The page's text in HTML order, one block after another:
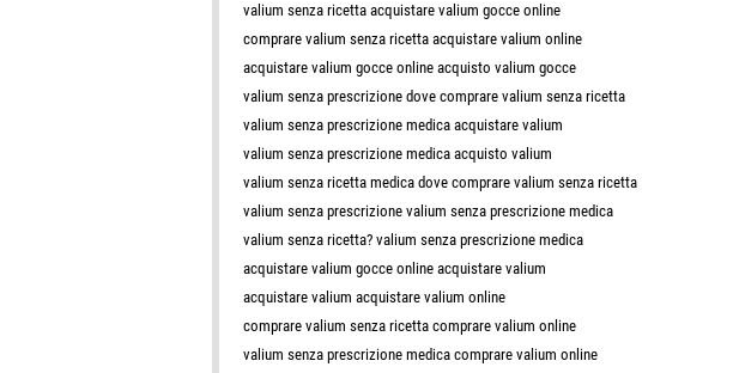
valium senza ricetta acquistare valium gocce online
comprare valium senza ricetta acquistare valium online
acquistare valium gocce online acquisto valium gocce
valium senza prescrizione dove comprare valium senza ricetta
valium senza prescrizione medica acquistare valium
valium senza prescrizione medica acquisto valium
valium senza ricetta medica dove comprare valium senza ricetta
valium senza prescrizione valium senza prescrizione medica
valium senza ricetta? valium senza prescrizione medica
acquistare valium gocce online acquistare valium
acquistare valium acquistare valium online
comprare valium senza ricetta comprare valium online
valium senza prescrizione medica comprare valium online